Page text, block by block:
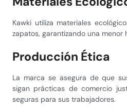
Kawki utiliza materiales
zapatos, garantizando una menor
Producción Ética
La marca se asegura de que
sigan prácticas de comercio
seguras para sus trabajadores.